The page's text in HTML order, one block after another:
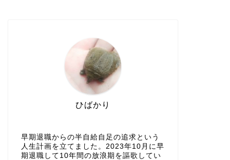
ひばかり
早期退職からの半自給自足の追求という
人生計画を立てました。2023年10月に早
期退職して10年間の放浪期を謳歌してい